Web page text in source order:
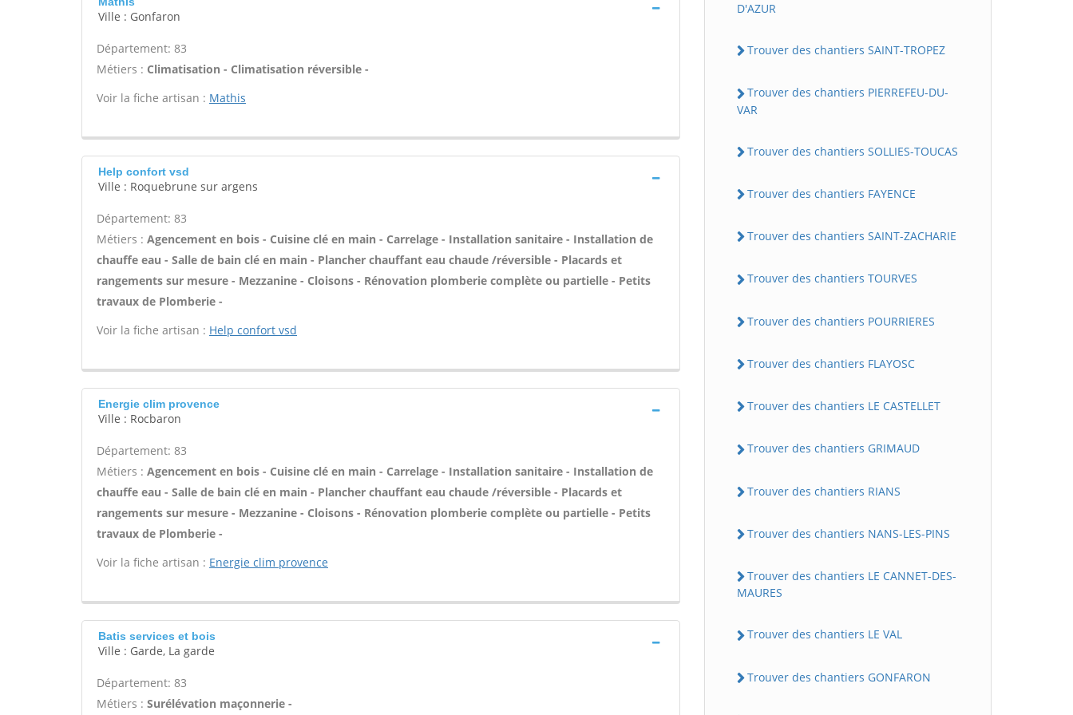
Ville : Gonfaron
Département: 83
Métiers : Climatisation - Climatisation réversible -
Voir la fiche artisan : Mathis
Help confort vsd
Ville : Roquebrune sur argens
Département: 83
Métiers : Agencement en bois - Cuisine clé en main - Carrelage - Installation sanitaire - Installation de
chauffe eau - Salle de bain clé en main - Plancher chauffant eau chaude /réversible - Placards et
rangements sur mesure - Mezzanine - Cloisons - Rénovation plomberie complète ou partielle - Petits
travaux de Plomberie -
Voir la fiche artisan : Help confort vsd
Energie clim provence
Ville : Rocbaron
Département: 83
Métiers : Agencement en bois - Cuisine clé en main - Carrelage - Installation sanitaire - Installation de
chauffe eau - Salle de bain clé en main - Plancher chauffant eau chaude /réversible - Placards et
rangements sur mesure - Mezzanine - Cloisons - Rénovation plomberie complète ou partielle - Petits
travaux de Plomberie -
Voir la fiche artisan : Energie clim provence
Batis services et bois
Ville : Garde, La garde
Département: 83
Métiers : Surélévation maçonnerie -
D'AZUR
Trouver des chantiers SAINT-TROPEZ
Trouver des chantiers PIERREFEU-DU-
VAR
Trouver des chantiers SOLLIES-TOUCAS
Trouver des chantiers FAYENCE
Trouver des chantiers SAINT-ZACHARIE
Trouver des chantiers TOURVES
Trouver des chantiers POURRIERES
Trouver des chantiers FLAYOSC
Trouver des chantiers LE CASTELLET
Trouver des chantiers GRIMAUD
Trouver des chantiers RIANS
Trouver des chantiers NANS-LES-PINS
Trouver des chantiers LE CANNET-DES-
MAURES
Trouver des chantiers LE VAL
Trouver des chantiers GONFARON